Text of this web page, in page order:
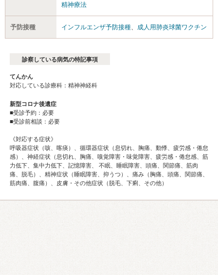
精神療法
予防接種 インフルエンザ予防接種 成人用肺炎球菌ワクチン
診察している病気の特記事項
てんかん
対応している診療科：精神神経科
新型コロナ後遺症
■受診予約：必要
■受診前相談：必要
《対応する症状》
呼吸器症状（咳、喀痰）、循環器症状（息切れ、胸痛、動悸、疲労感・倦怠
感）、神経症状（息切れ、胸痛、嗅覚障害・味覚障害、疲労感・倦怠感、筋
力低下、集中力低下、記憶障害、 不眠、睡眠障害、頭痛、関節痛、筋肉
痛、脱毛）、精神症状（睡眠障害、抑うつ）、痛み（胸痛、頭痛、関節痛、
筋肉痛、腹痛）、皮膚・その他症状（脱毛、下痢、その他）